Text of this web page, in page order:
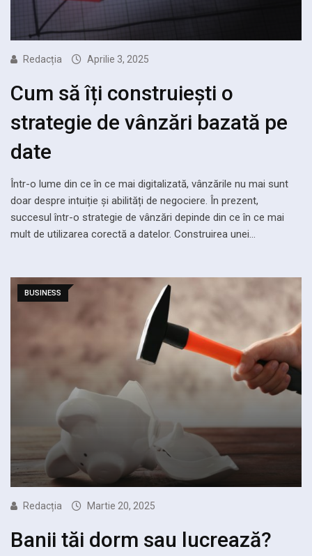
Redacția Aprilie 3, 2025
Cum să îți construiești o
strategie de vânzări bazată pe
date
Într-o lume din ce în ce mai digitalizată, vânzările nu mai sunt
doar despre intuiție și abilități de negociere. În prezent,
succesul într-o strategie de vânzări depinde din ce în ce mai
mult de utilizarea corectă a datelor. Construirea unei…
BUSINESS
Redacția Martie 20, 2025
Banii tăi dorm sau lucrează?